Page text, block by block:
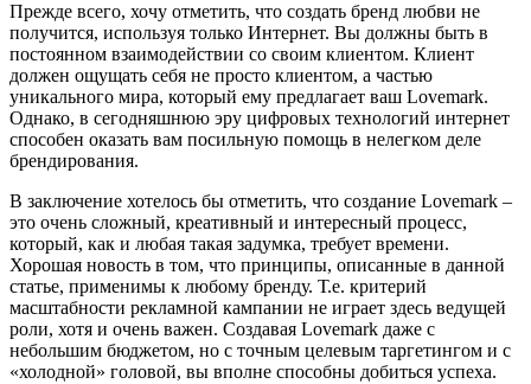
Прежде всего, хочу отметить, что создать бренд любви не
получится, используя только Интернет. Вы должны быть в
постоянном взаимодействии со своим клиентом. Клиент
должен ощущать себя не просто клиентом, а частью
уникального мира, который ему предлагает ваш Lovemark.
Однако, в сегодняшнюю эру цифровых технологий интернет
способен оказать вам посильную помощь в нелегком деле
брендирования.
В заключение хотелось бы отметить, что создание Lovemark –
это очень сложный, креативный и интересный процесс,
который, как и любая такая задумка, требует времени.
Хорошая новость в том, что принципы, описанные в данной
статье, применимы к любому бренду. Т.е. критерий
масштабности рекламной кампании не играет здесь ведущей
роли, хотя и очень важен. Создавая Lovemark даже с
небольшим бюджетом, но с точным целевым таргетингом и с
«холодной» головой, вы вполне способны добиться успеха.